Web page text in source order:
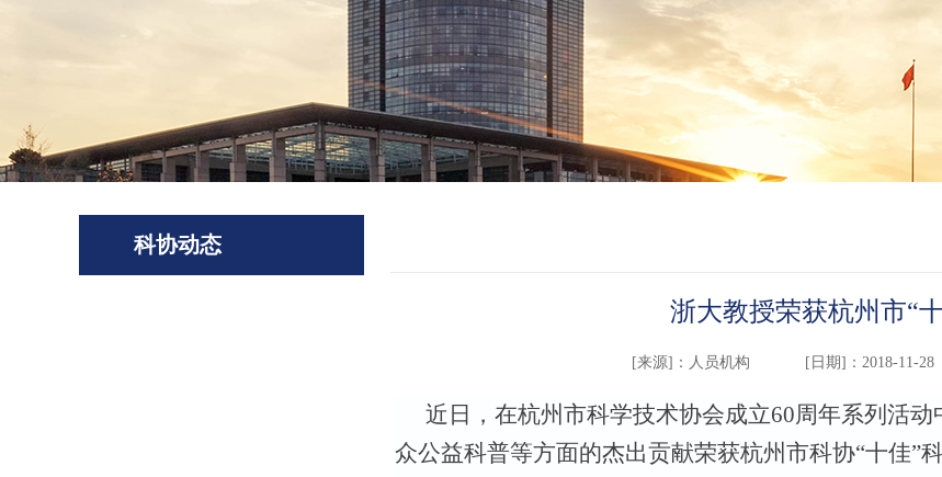
科协动态
浙大教授荣获杭州市“
[来源]： 人员机构 [日期]：2018-11-28
近日，在杭州市科学技术协会成立60周年系列活动
众公益科普等方面的杰出贡献荣获杭州市科协“十佳”